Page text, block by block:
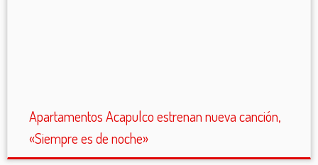
Apartamentos Acapulco estrenan nueva canción,
«Siempre es de noche»